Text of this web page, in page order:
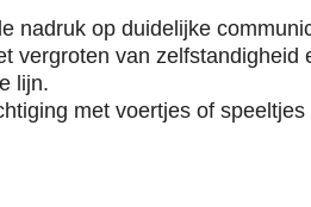
nadruk op duidelijke
vergroten van
lijn.
met voertjes of